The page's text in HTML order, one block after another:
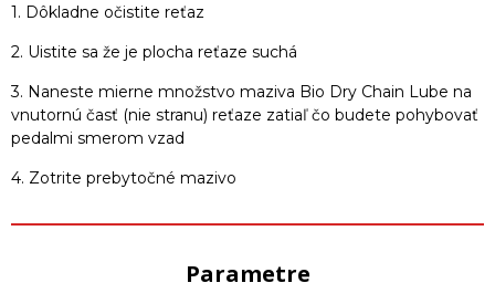
1. Dôkladne očistite reťaz
2. Uistite sa že je plocha reťaze suchá
3. Naneste mierne množstvo maziva Bio Dry Chain Lube na
vnutornú časť (nie stranu) reťaze zatiaľ čo budete pohybovať
pedalmi smerom vzad
4. Zotrite prebytočné mazivo
Parametre